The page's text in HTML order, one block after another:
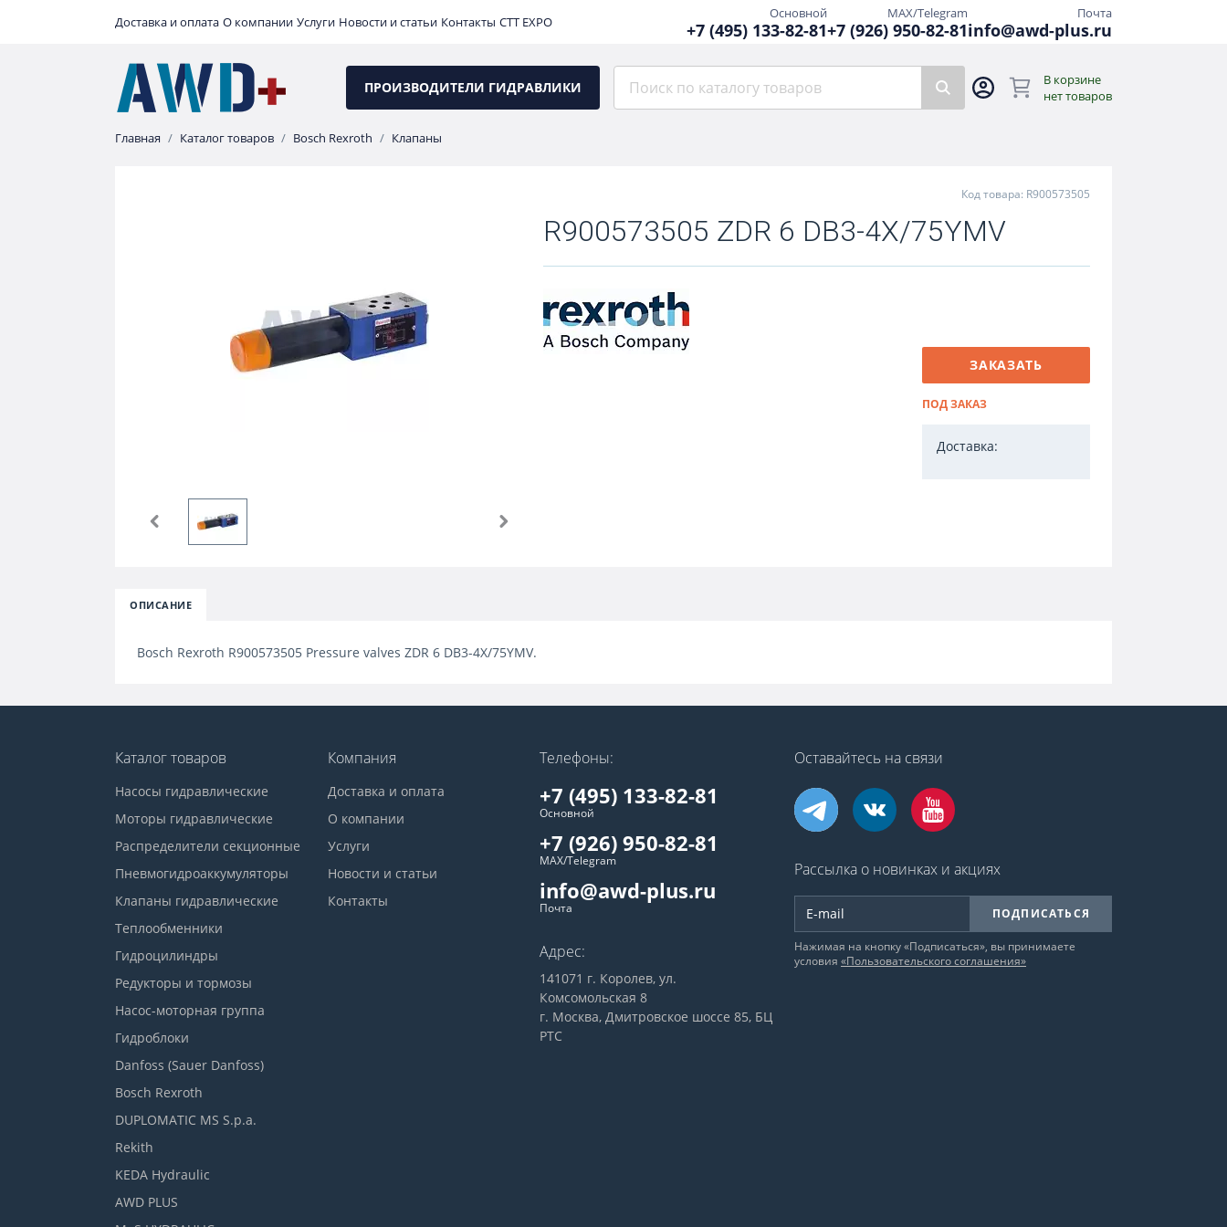
Доставка и оплата О компании Услуги Новости и статьи Контакты CTT EXPO +7 (495) 133-82-81
Основной
+7 (926) 950-82-81
MAX/Telegram
info@awd-plus.ru
Почта
ПРОИЗВОДИТЕЛИ ГИДРАВЛИКИ
В корзине
нет товаров
Главная Каталог товаров Bosch Rexroth Клапаны
Код товара: R900573505
R900573505 ZDR 6 DB3-4X/75YMV
ЗАКАЗАТЬ
ПОД ЗАКАЗ
Доставка:
ОПИСАНИЕ
Bosch Rexroth R900573505 Pressure valves ZDR 6 DB3-4X/75YMV.
Каталог товаров
Насосы гидравлические
Моторы гидравлические
Распределители секционные
Пневмогидроаккумуляторы
Клапаны гидравлические
Теплообменники
Гидроцилиндры
Редукторы и тормозы
Насос-моторная группа
Гидроблоки
Danfoss (Sauer Danfoss)
Bosch Rexroth
DUPLOMATIC MS S.p.a.
Rekith
KEDA Hydraulic
AWD PLUS
Компания
Доставка и оплата
О компании
Услуги
Новости и статьи
Контакты
Телефоны:
+7 (495) 133-82-81
Основной
+7 (926) 950-82-81
MAX/Telegram
info@awd-plus.ru
Почта
Адрес:
141071 г. Королев, ул.
Комсомольская 8
г. Москва, Дмитровское шоссе 85, БЦ
РТС
Оставайтесь на связи
Рассылка о новинках и акциях
ПОДПИСАТЬСЯ
Нажимая на кнопку «Подписаться», вы принимаете
условия «Пользовательского соглашения»